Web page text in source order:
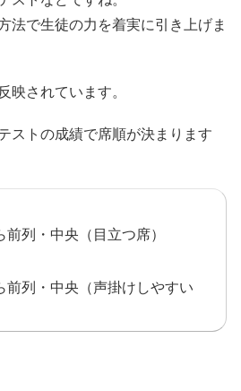
法で生徒の力を着実に引き上げま
映されています。
ストの成績で席順が決まります
列・中央（目立つ席）
列・中央（声掛けしやすい